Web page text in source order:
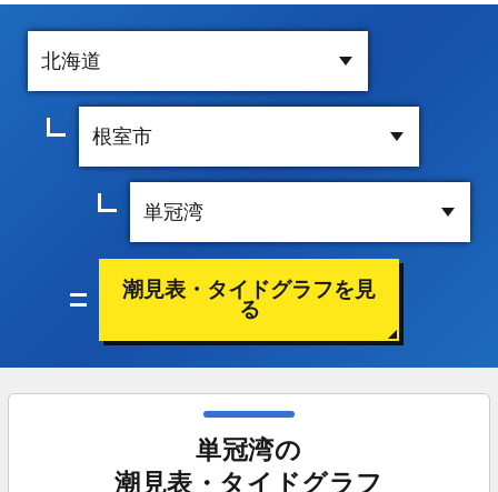
潮見表・タイドグラフを見
る
単冠湾の
潮見表・タイドグラフ